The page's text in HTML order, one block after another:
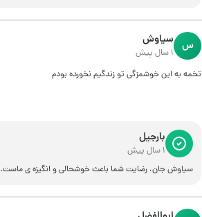
سیاوش
1 سال پیش س
تخمه به این خوشمزگی تو زندگیم نخورده بودم
بارجیل
1 سال پیش
سیاوش جان، رضایت شما باعث خوشحالی و انگیزه ی ماست.